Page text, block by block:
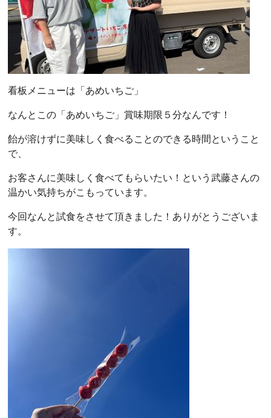
看板メニューは「あめいちご」
なんとこの「あめいちご」賞味期限５分なんです！
飴が溶けずに美味しく食べることのできる時間ということ
で、
お客さんに美味しく食べてもらいたい！という武藤さんの
温かい気持ちがこもっています。
今回なんと試食をさせて頂きました！ありがとうございま
す。